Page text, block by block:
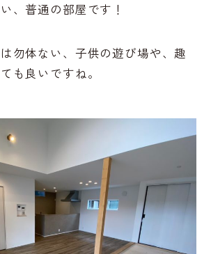
、普通の部屋です！
勿体ない、子供の遊び場や、趣
も良いですね。